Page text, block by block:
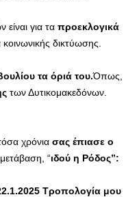
είναι για τα προεκλογικά
δικτύωσης.
τα όριά του.Όπως,
των Δυτικομακεδόνων.
χρόνια σας έπιασε ο
“ιδού η Ρόδος”:
Τροπολογία μου